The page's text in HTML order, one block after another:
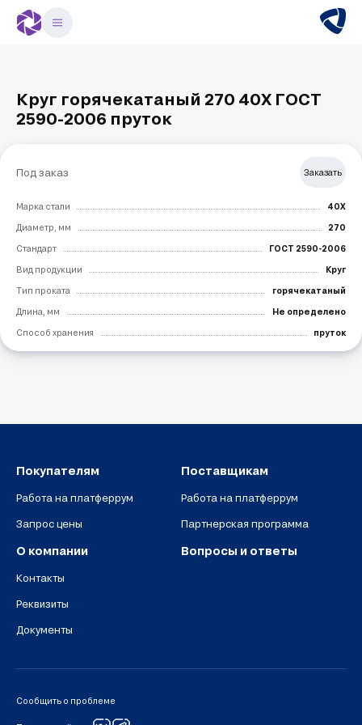
Круг горячекатаный 270 40Х ГОСТ
2590-2006 пруток
Под заказ Заказать
Марка стали 40Х
Диаметр, мм 270
Стандарт ГОСТ 2590-2006
Вид продукции Круг
Тип проката горячекатаный
Длина, мм Не определено
Способ хранения пруток
Покупателям
Работа на платферрум
Запрос цены
Поставщикам
Работа на платферрум
Партнерская программа
О компании
Контакты
Реквизиты
Документы
Вопросы и ответы
Сообщить о проблеме